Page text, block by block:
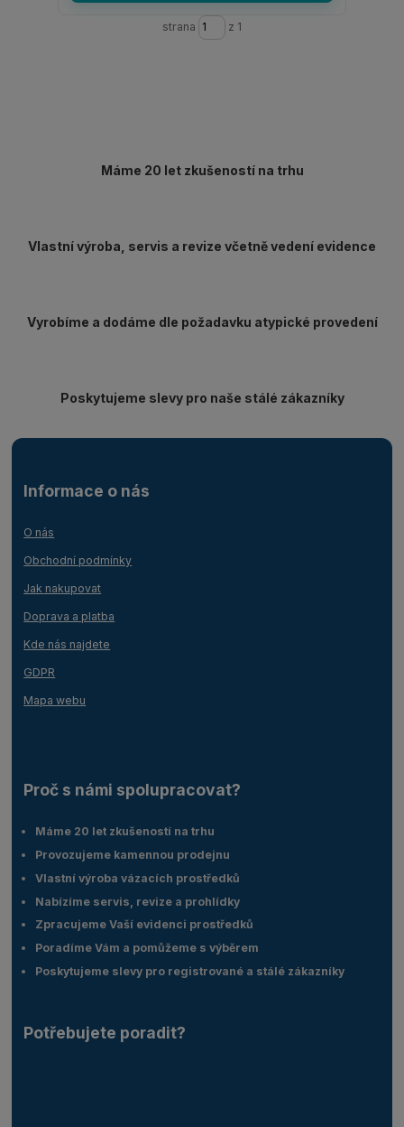
strana z 1
Máme 20 let zkušeností na trhu
Vlastní výroba, servis a revize včetně vedení evidence
Vyrobíme a dodáme dle požadavku atypické provedení
Poskytujeme slevy pro naše stálé zákazníky
Informace o nás
O nás
Obchodní podmínky
Jak nakupovat
Doprava a platba
Kde nás najdete
GDPR
Mapa webu
Proč s námi spolupracovat?
Máme 20 let zkušeností na trhu
Provozujeme kamennou prodejnu
Vlastní výroba vázacích prostředků
Nabízíme servis, revize a prohlídky
Zpracujeme Vaší evidenci prostředků
Poradíme Vám a pomůžeme s výběrem
Poskytujeme slevy pro registrované a stálé zákazníky
Potřebujete poradit?